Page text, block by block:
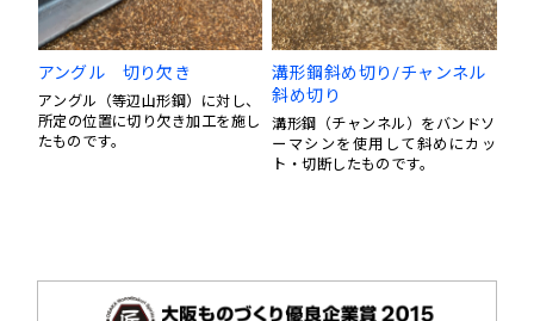
アングル 切り欠き
アングル（等辺山形鋼）に対し、
所定の位置に切り欠き加工を施し
たものです。
溝形鋼斜め切り/チャンネル
斜め切り
溝形鋼（チャンネル）をバンドソ
ーマシンを使用して斜めにカッ
ト・切断したものです。